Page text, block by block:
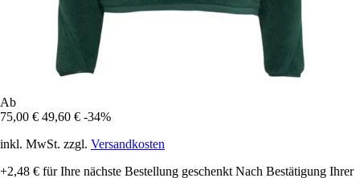
Ab
75,00 € 49,60 € -34%
inkl. MwSt. zzgl. Versandkosten
+2,48 € für Ihre nächste Bestellung geschenkt Nach Bestätigung Ihrer